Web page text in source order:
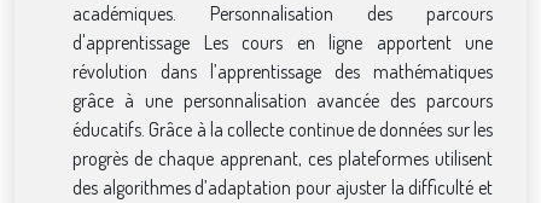
académiques. Personnalisation des parcours
d'apprentissage Les cours en ligne apportent une
révolution dans l’apprentissage des mathématiques
grâce à une personnalisation avancée des parcours
éducatifs. Grâce à la collecte continue de données sur les
progrès de chaque apprenant, ces plateformes utilisent
des algorithmes d’adaptation pour ajuster la difficulté et